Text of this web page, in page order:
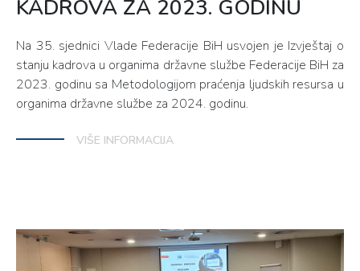
KADROVA ZA 2023. GODINU
Na 35. sjednici Vlade Federacije BiH usvojen je Izvještaj o
stanju kadrova u organima državne službe Federacije BiH za
2023. godinu sa Metodologijom praćenja ljudskih resursa u
organima državne službe za 2024. godinu.
VIŠE INFORMACIJA